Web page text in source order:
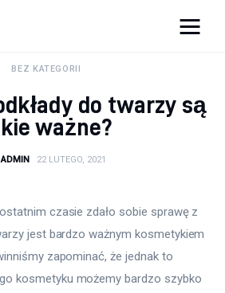
BEZ KATEGORII
do twarzy są
ważne?
ADMIN 22 LUTEGO, 2021
czasie zdało sobie sprawę z
jest bardzo ważnym kosmetykiem
zapominać, że jednak to
kosmetyku możemy bardzo szybko